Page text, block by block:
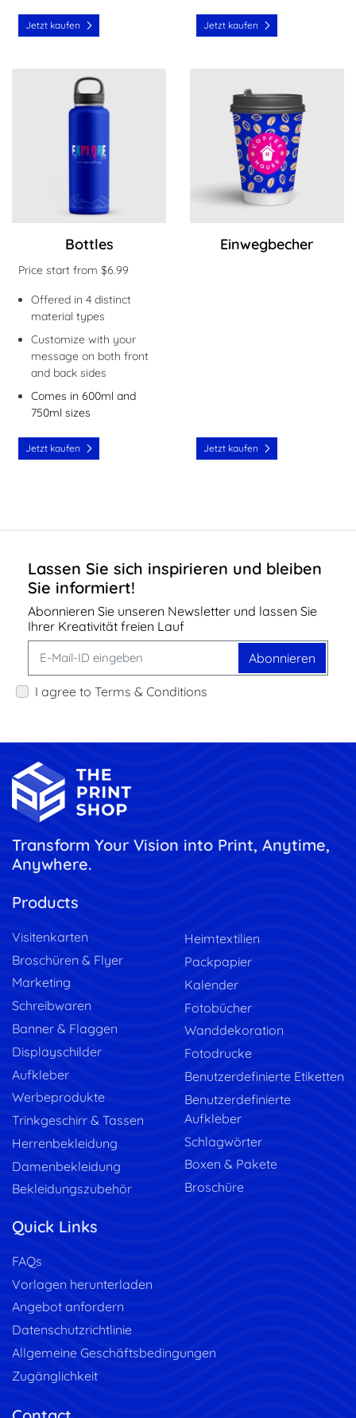
Jetzt kaufen Jetzt kaufen
Bottles
Price start from $6.99
Offered in 4 distinct
material types
Customize with your
message on both front
and back sides
Comes in 600ml and
750ml sizes
Jetzt kaufen
Jetzt kaufen Bottles
Einwegbecher
Jetzt kaufen
Lassen Sie sich inspirieren und bleiben
Sie informiert!
Abonnieren Sie unseren Newsletter und lassen Sie
Ihrer Kreativität freien Lauf
Abonnieren
I agree to Terms & Conditions
Transform Your Vision into Print, Anytime,
Anywhere.
Products
Visitenkarten
Broschüren & Flyer
Marketing
Schreibwaren
Banner & Flaggen
Displayschilder
Aufkleber
Werbeprodukte
Trinkgeschirr & Tassen
Herrenbekleidung
Damenbekleidung
Bekleidungszubehör
Heimtextilien
Packpapier
Kalender
Fotobücher
Wanddekoration
Fotodrucke
Benutzerdefinierte Etiketten
Benutzerdefinierte
Aufkleber
Schlagwörter
Boxen & Pakete
Broschüre
Quick Links
FAQs
Vorlagen herunterladen
Angebot anfordern
Datenschutzrichtlinie
Allgemeine Geschäftsbedingungen
Zugänglichkeit